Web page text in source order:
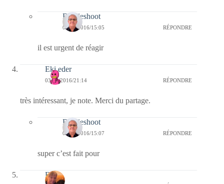
Bernieshoot
04/03/2016/15:05 RÉPONDRE
il est urgent de réagir
Eki eder
03/03/2016/21:14 RÉPONDRE
très intéressant, je note. Merci du partage.
Bernieshoot
04/03/2016/15:07 RÉPONDRE
super c’est fait pour
Evy